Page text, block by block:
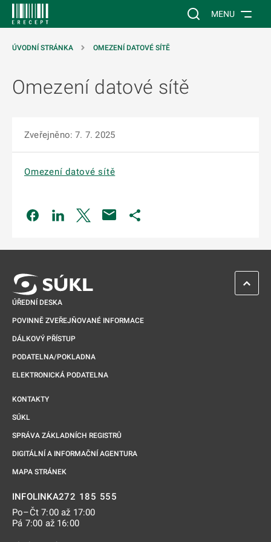
Vyhledávání na
MENU
ÚVODNÍ STRÁNKA OMEZENÍ DATOVÉ SÍTĚ
Omezení datové sítě
Zveřejněno: 7. 7. 2025
Omezení datové sítě
Odkaz se otevře na nové kartě
Odkaz se otevře na nové kartě
Odkaz se otevře na nové kartě
ÚŘEDNÍ DESKA
POVINNĚ ZVEŘEJŇOVANÉ INFORMACE
DÁLKOVÝ PŘÍSTUP
PODATELNA/POKLADNA
ELEKTRONICKÁ PODATELNA
KONTAKTY
SÚKL
SPRÁVA ZÁKLADNÍCH REGISTRŮ
DIGITÁLNÍ A INFORMAČNÍ AGENTURA
MAPA STRÁNEK
INFOLINKA272 185 555
Po–Čt 7:00 až 17:00
Pá 7:00 až 16:00
ZPĚT